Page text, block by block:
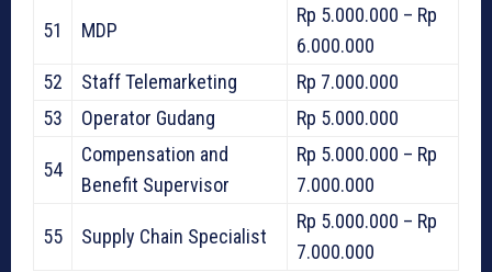
51 MDP
Rp 5.000.000 – Rp
6.000.000
52
Staff Telemarketing
Rp 7.000.000
53
Operator Gudang Rp 5.000.000
54
Compensation and
Benefit Supervisor
Rp 5.000.000 – Rp
7.000.000
55 Supply Chain Specialist
Rp 5.000.000 – Rp
7.000.000